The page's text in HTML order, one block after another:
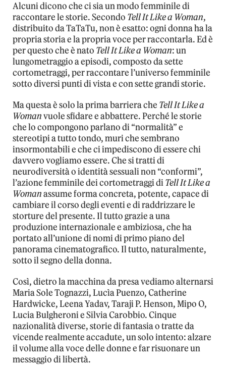
Alcuni dicono che ci sia un modo femminile di
raccontare le storie. Secondo Tell It Like a Woman,
distribuito da TaTaTu, non è esatto: ogni donna ha la
propria storia e la propria voce per raccontarla. Ed è
per questo che è nato Tell It Like a Woman: un
lungometraggio a episodi, composto da sette
cortometraggi, per raccontare l’universo femminile
sotto diversi punti di vista e con sette grandi storie.
Ma questa è solo la prima barriera che Tell It Like a
Womanvuole sfidare e abbattere. Perché le storie
che lo compongono parlano di “normalità” e
stereotipi a tutto tondo, muri che sembrano
insormontabili e che ci impediscono di essere chi
davvero vogliamo essere. Che si tratti di
neurodiversità o identità sessuali non “conformi”,
l’azione femminile dei cortometraggi diTell It Like a
Womanassume forma concreta, potente, capace di
cambiare il corso degli eventi e di raddrizzare le
storture del presente. Il tutto grazie a una
produzione internazionale e ambiziosa, che ha
portato all’unione di nomi di primo piano del
panorama cinematografico. Il tutto, naturalmente,
sotto il segno della donna.
Così, dietro la macchina da presa vediamo alternarsi
Maria Sole Tognazzi, Lucìa Puenzo, Catherine
Hardwicke, Leena Yadav, Taraji P. Henson, Mipo O,
Lucia Bulgheroni e Silvia Carobbio. Cinque
nazionalità diverse, storie di fantasia o tratte da
vicende realmente accadute, un solo intento: alzare
il volume alla voce delle donne e far risuonare un
messaggio di libertà.